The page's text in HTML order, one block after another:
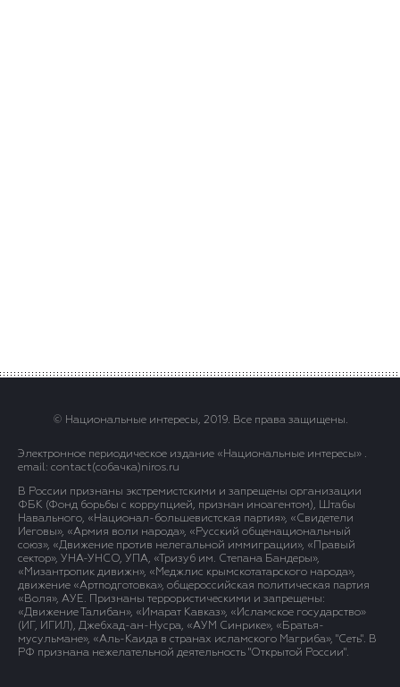
© Национальные интересы, 2019. Все права защищены.
Электронное периодическое издание «Национальные интересы» .
email: contact(сoбaчка)niros.ru
В России признаны экстремистскими и запрещены организации
ФБК (Фонд борьбы с коррупцией, признан иноагентом), Штабы
Навального, «Национал-большевистская партия», «Свидетели
Иеговы», «Армия воли народа», «Русский общенациональный
союз», «Движение против нелегальной иммиграции», «Правый
сектор», УНА-УНСО, УПА, «Тризуб им. Степана Бандеры»,
«Мизантропик дивижн», «Меджлис крымскотатарского народа»,
движение «Артподготовка», общероссийская политическая партия
«Воля», АУЕ. Признаны террористическими и запрещены:
«Движение Талибан», «Имарат Кавказ», «Исламское государство»
(ИГ, ИГИЛ), Джебхад-ан-Нусра, «АУМ Синрике», «Братья-
мусульмане», «Аль-Каида в странах исламского Магриба», "Сеть". В
РФ признана нежелательной деятельность "Открытой России".